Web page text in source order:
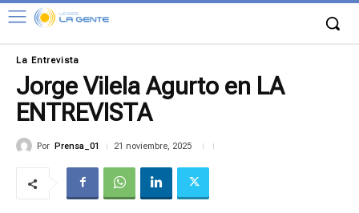
La Entrevista
Jorge Vilela Agurto en LA
ENTREVISTA
Por Prensa_01 21 noviembre, 2025